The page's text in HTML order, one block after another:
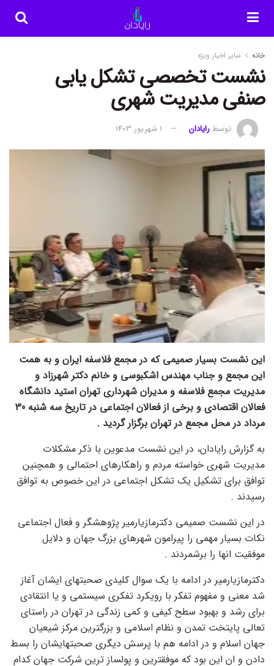
خانه سایر اخبار ویژه
نشست تخصصی تشکل یابی
صنفی مدیریت شهری
توسطرایادان 1 شهریور 1403
این نشست بسیار صمیمی که در مجمع فلاسفه ایران و به همت
این مجمع و جناب مهندس اشکبوسی و خانم دکتر شهرزاد و
مدیریت مجمع فلاسفه و مدیران شهرداری تهران استید دانشگاه
فعالان اقتصادی و برخی از فعالان اجتماعی در تاریخ سه شنبه 30
مرداد در محل مجمع در تهران برگزار گردید .
به گزارش رایادان، در این نشست مدعوین با ذکر مشکلات
مدیریت شهری خواسته مردم و راهکارهای احتمالی و همچنین
توافق برای تشکیل یک تشکل اجتماعی در این خصوص به توافق
رسیدند .
در این نشست صمیمی دکترمازیارمیر پژوهشگر و فعال اجتماعی
نکات بسیار مهمی را پیرامون شهرهای بزرگ جهان و دلایل
موفقیت انها را برشمردند .
دکترمازیارمیر در ادامه با یک سوال کلیدی صحبتهای ایشان آغاز
شد معنی و مفهوم تفکر با رویکرد تفکری سیستمی و یا انتقادی
برای رشد و بهبود سطح کیفی و کمی زندگی در تهران در راستای
تعالی پایتخت تمدن و نظام اسلامی و بزرگترین مرکز شیعیان
جهان اسلام و در ادامه هم با پرسش دیگری صحبتهایشان را بسط
دادن و ان این بود که موفقترین و پولساز ترین شرکت جهان کدام